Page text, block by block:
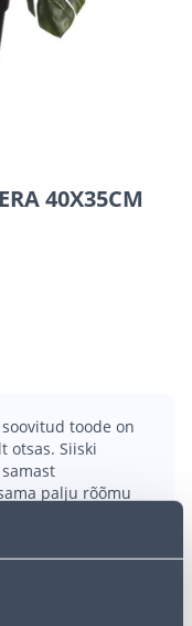
40X35CM
toode on
otsas. Siiski
palju rõõmu
- oma
või
ostlemist!